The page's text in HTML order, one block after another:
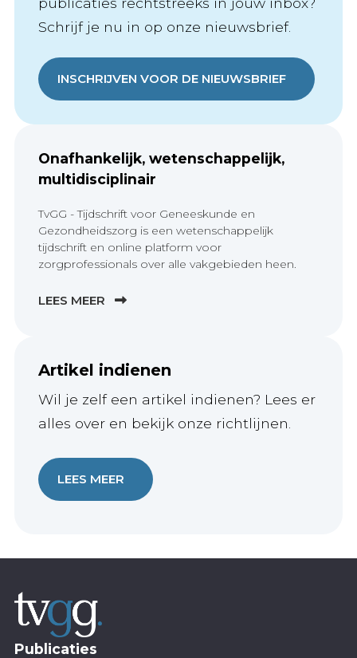
Schrijf je nu in op onze nieuwsbrief.
INSCHRIJVEN VOOR DE NIEUWSBRIEF
Onafhankelijk, wetenschappelijk,
multidisciplinair
TvGG - Tijdschrift voor Geneeskunde en
Gezondheidszorg is een wetenschappelijk
tijdschrift en online platform voor
zorgprofessionals over alle vakgebieden heen.
LEES MEER
Artikel indienen
Wil je zelf een artikel indienen? Lees er
alles over en bekijk onze richtlijnen.
LEES MEER
Publicaties